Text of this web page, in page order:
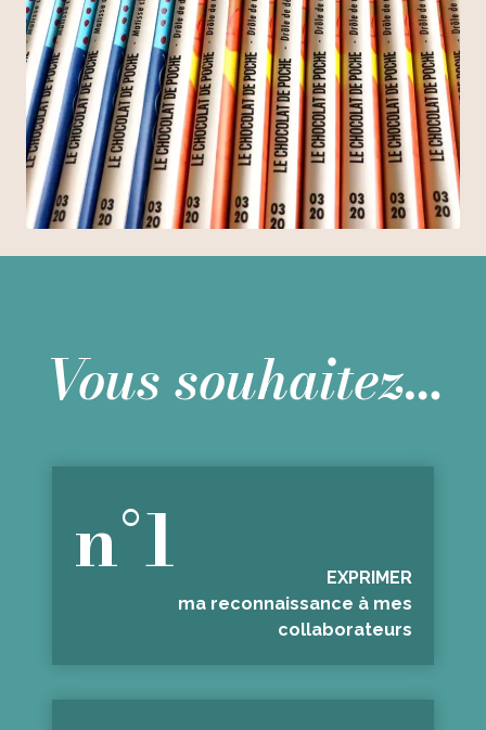
Vous souhaitez…
n°1
EXPRIMER
ma reconnaissance à mes
collaborateurs